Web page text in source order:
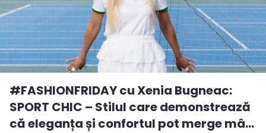
#FASHIONFRIDAY cu Xenia Bugneac:
SPORT CHIC – Stilul care demonstrează
că eleganța și confortul pot merge mâ...